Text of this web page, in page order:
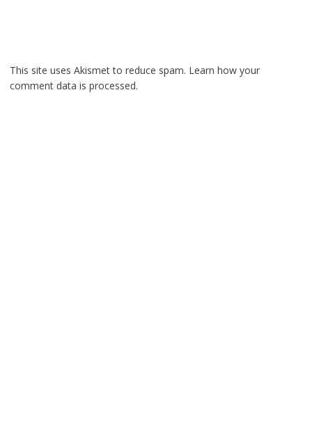
This site uses Akismet to reduce spam. Learn how your
comment data is processed.